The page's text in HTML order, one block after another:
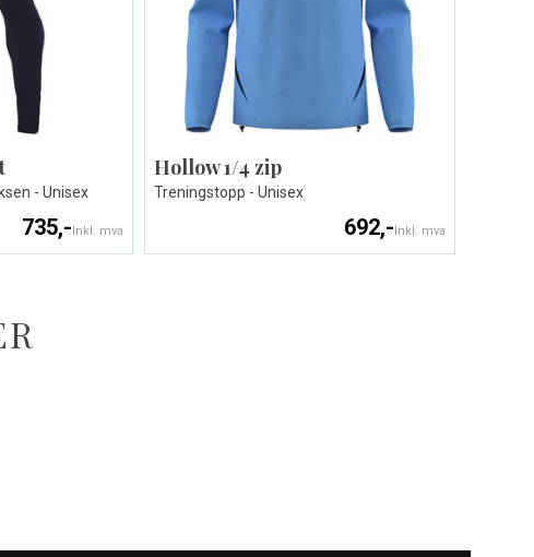
- Unisex
735,-Inkl. mva
Hollow 1/4 zip
Treningstopp - Unisex
692,-Inkl. mva